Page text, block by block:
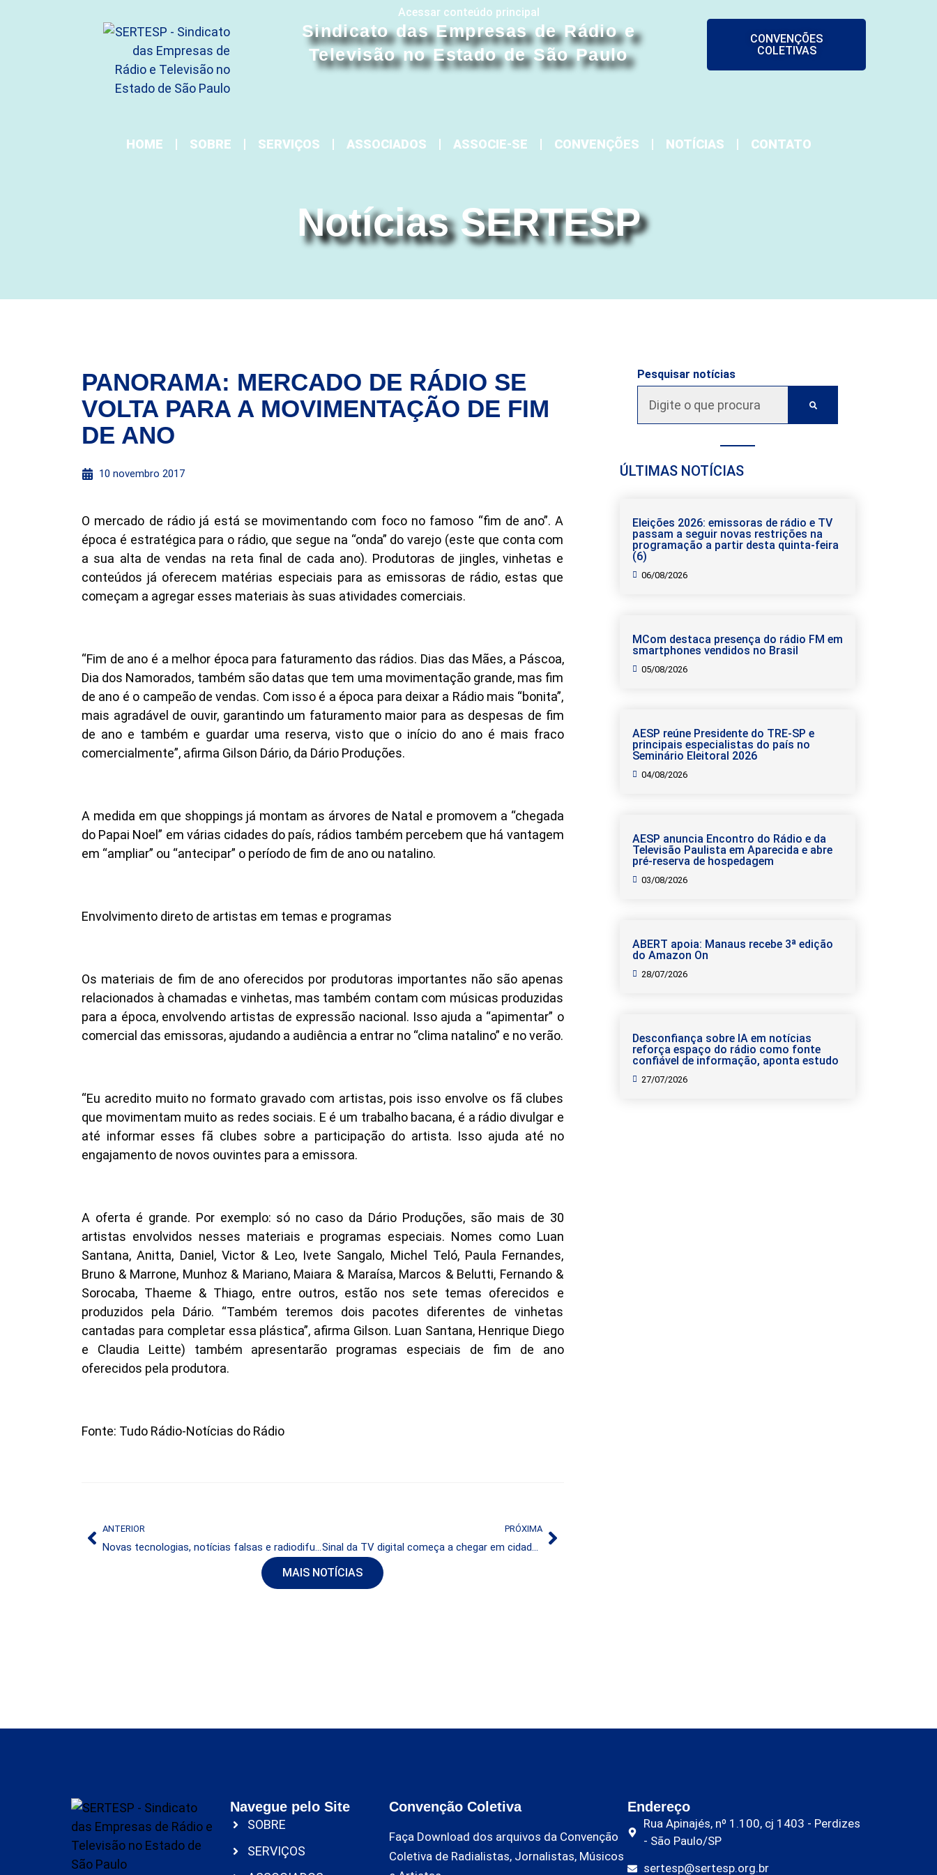
Acessar conteúdo principal
Sindicato das Empresas de Rádio e
Televisão no Estado de São Paulo
CONVENÇÕES
COLETIVAS
HOME SOBRE SERVIÇOS ASSOCIADOS ASSOCIE-SE CONVENÇÕES NOTÍCIAS CONTATO
Notícias SERTESP
PANORAMA: MERCADO DE RÁDIO SE
VOLTA PARA A MOVIMENTAÇÃO DE FIM
DE ANO
10 novembro 2017
O mercado de rádio já está se movimentando com foco no famoso “fim de ano”. A
época é estratégica para o rádio, que segue na “onda” do varejo (este que conta com
a sua alta de vendas na reta final de cada ano). Produtoras de jingles, vinhetas e
conteúdos já oferecem matérias especiais para as emissoras de rádio, estas que
começam a agregar esses materiais às suas atividades comerciais.
“Fim de ano é a melhor época para faturamento das rádios. Dias das Mães, a Páscoa,
Dia dos Namorados, também são datas que tem uma movimentação grande, mas fim
de ano é o campeão de vendas. Com isso é a época para deixar a Rádio mais “bonita”,
mais agradável de ouvir, garantindo um faturamento maior para as despesas de fim
de ano e também e guardar uma reserva, visto que o início do ano é mais fraco
comercialmente”, afirma Gilson Dário, da Dário Produções.
A medida em que shoppings já montam as árvores de Natal e promovem a “chegada
do Papai Noel” em várias cidades do país, rádios também percebem que há vantagem
em “ampliar” ou “antecipar” o período de fim de ano ou natalino.
Envolvimento direto de artistas em temas e programas
Os materiais de fim de ano oferecidos por produtoras importantes não são apenas
relacionados à chamadas e vinhetas, mas também contam com músicas produzidas
para a época, envolvendo artistas de expressão nacional. Isso ajuda a “apimentar” o
comercial das emissoras, ajudando a audiência a entrar no “clima natalino” e no verão.
“Eu acredito muito no formato gravado com artistas, pois isso envolve os fã clubes
que movimentam muito as redes sociais. E é um trabalho bacana, é a rádio divulgar e
até informar esses fã clubes sobre a participação do artista. Isso ajuda até no
engajamento de novos ouvintes para a emissora.
A oferta é grande. Por exemplo: só no caso da Dário Produções, são mais de 30
artistas envolvidos nesses materiais e programas especiais. Nomes como Luan
Santana, Anitta, Daniel, Victor & Leo, Ivete Sangalo, Michel Teló, Paula Fernandes,
Bruno & Marrone, Munhoz & Mariano, Maiara & Maraísa, Marcos & Belutti, Fernando &
Sorocaba, Thaeme & Thiago, entre outros, estão nos sete temas oferecidos e
produzidos pela Dário. “Também teremos dois pacotes diferentes de vinhetas
cantadas para completar essa plástica”, afirma Gilson. Luan Santana, Henrique Diego
e Claudia Leitte) também apresentarão programas especiais de fim de ano
oferecidos pela produtora.
Fonte: Tudo Rádio-Notícias do Rádio
ANTERIOR
Novas tecnologias, notícias falsas e radiodifusão em destaque no SET Centro-Oeste
PRÓXIMA
Sinal da TV digital começa a chegar em cidades mineiras
MAIS NOTÍCIAS
Pesquisar notícias
ÚLTIMAS NOTÍCIAS
Eleições 2026: emissoras de rádio e TV
passam a seguir novas restrições na
programação a partir desta quinta-feira
(6)
06/08/2026
MCom destaca presença do rádio FM em
smartphones vendidos no Brasil
05/08/2026
AESP reúne Presidente do TRE-SP e
principais especialistas do país no
Seminário Eleitoral 2026
04/08/2026
AESP anuncia Encontro do Rádio e da
Televisão Paulista em Aparecida e abre
pré-reserva de hospedagem
03/08/2026
ABERT apoia: Manaus recebe 3ª edição
do Amazon On
28/07/2026
Desconfiança sobre IA em notícias
reforça espaço do rádio como fonte
confiável de informação, aponta estudo
27/07/2026
Navegue pelo Site
SOBRE
SERVIÇOS
Convenção Coletiva
Faça Download dos arquivos da Convenção
Coletiva de Radialistas, Jornalistas, Músicos
Endereço
Rua Apinajés, nº 1.100, cj 1403 - Perdizes
- São Paulo/SP
sertesp@sertesp.org.br